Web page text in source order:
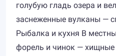
голубую гладь озера и
заснеженные вулканы —
Рыбалка и кухня В
форель и чинок —